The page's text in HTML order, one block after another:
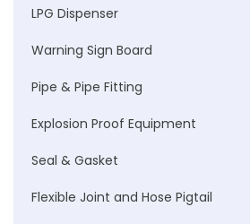
LPG Dispenser
Warning Sign Board
Pipe & Pipe Fitting
Explosion Proof Equipment
Seal & Gasket
Flexible Joint and Hose Pigtail